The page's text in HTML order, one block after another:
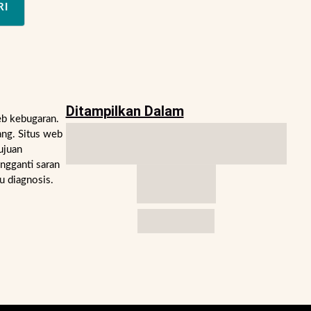
kebugaran.
Situs web
saran
diagnosis.
Ditampilkan Dalam